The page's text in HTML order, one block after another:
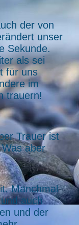
der von
unser
Sekunde.
als sei
für uns
im
trauern!
Trauer ist
aber
Manchmal
auch
und der